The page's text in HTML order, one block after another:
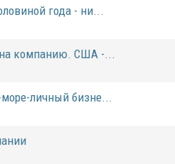
года - ни...
на компанию. США -...
личный бизне...